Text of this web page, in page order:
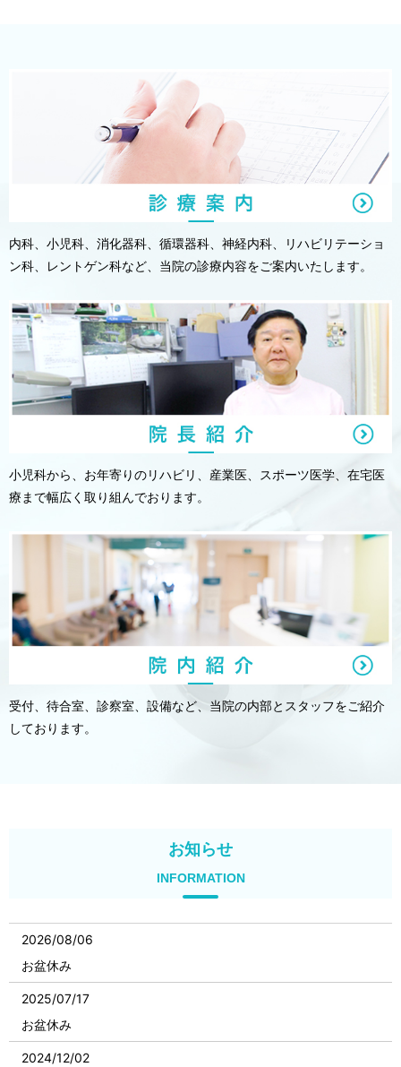
内科、小児科、消化器科、循環器科、神経内科、リハビリテーショ
ン科、レントゲン科など、当院の診療内容をご案内いたします。
小児科から、お年寄りのリハビリ、産業医、スポーツ医学、在宅医
療まで幅広く取り組んでおります。
受付、待合室、診察室、設備など、当院の内部とスタッフをご紹介
しております。
お知らせ
INFORMATION
2026/08/06
お盆休み
2025/07/17
お盆休み
2024/12/02